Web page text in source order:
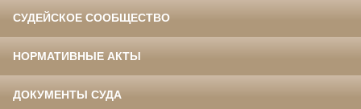
СУДЕЙСКОЕ СООБЩЕСТВО
НОРМАТИВНЫЕ АКТЫ
ДОКУМЕНТЫ СУДА